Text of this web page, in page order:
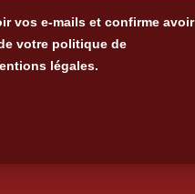
vos e-mails et confirme avoir
votre politique de
légales.